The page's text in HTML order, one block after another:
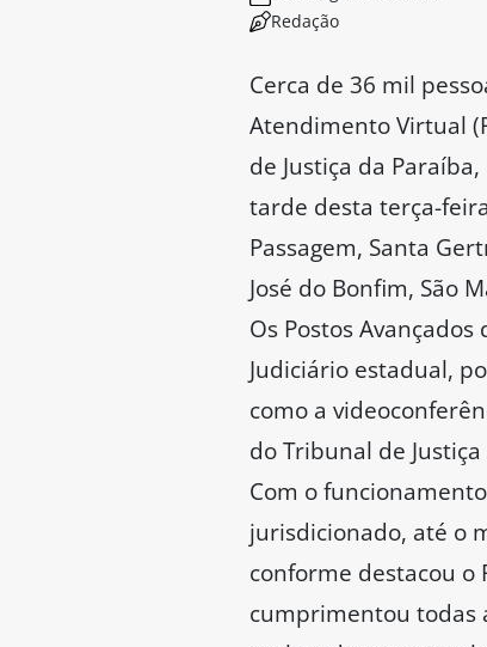
Redação
Cerca de 36 mil
Atendimento Virtual
de Justiça da
tarde desta terça-
Passagem, Santa
José do Bonfim, São
Os Postos
Judiciário estadual,
como a
do Tribunal de
Com o
jurisdicionado, até o
conforme destacou o
cumprimentou todas